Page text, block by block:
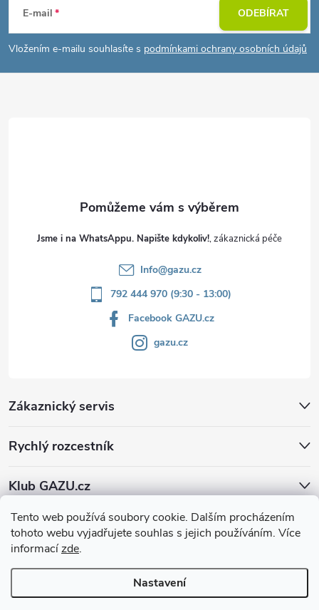
Tento web používá soubory cookie. Dalším procházením
tohoto webu vyjadřujete souhlas s jejich používáním. Více
informacízde.
Nastavení
p
E-mail
Vložením e-mailu souhlasíte s podmínkami ochrany osobních údajů
ODEBÍRAT
Jsme i na WhatsAppu. Napište kdykoliv!
Info@gazu.cz
792 444 970 (9:30 - 13:00)
Facebook GAZU.cz
gazu.cz
Zákaznický servis
Rychlý rozcestník
Klub GAZU.cz